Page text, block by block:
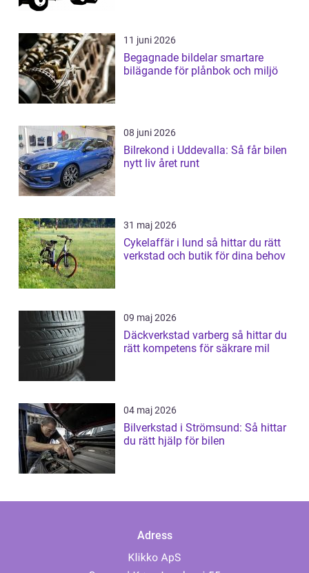
11 juni 2026
Begagnade bildelar smartare
bilägande för plånbok och miljö
08 juni 2026
Bilrekond i Uddevalla: Så får bilen
nytt liv året runt
31 maj 2026
Cykelaffär i lund så hittar du rätt
verkstad och butik för dina behov
09 maj 2026
Däckverkstad varberg så hittar du
rätt kompetens för säkrare mil
04 maj 2026
Bilverkstad i Strömsund: Så hittar
du rätt hjälp för bilen
Adress